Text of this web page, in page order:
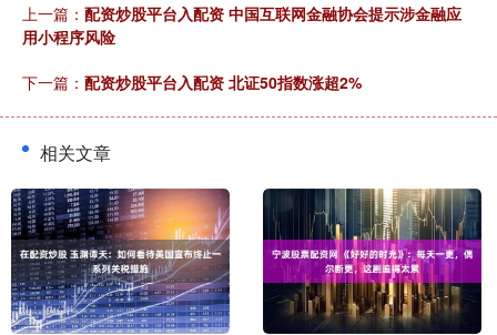
上一篇： 配资炒股平台入配资 中国互联网金融协会提示涉金融应
用小程序风险
下一篇： 配资炒股平台入配资 北证50指数涨超2%
相关文章